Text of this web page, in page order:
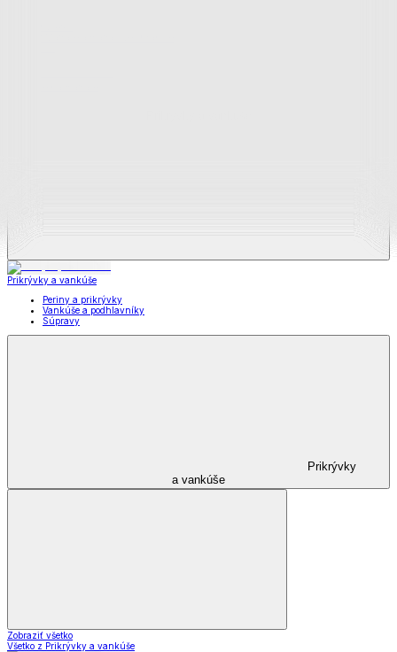
Prikrývky a vankúše
Periny a prikrývky
Vankúše a podhlavníky
Súpravy
Prikrývky
a vankúše
Zobraziť všetko
Všetko z Prikrývky a vankúše